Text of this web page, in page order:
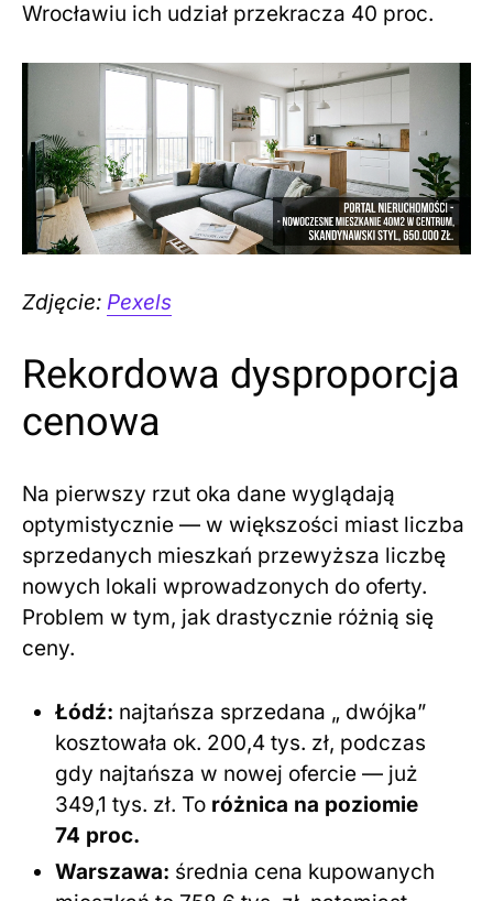
Wrocławiu ich udział przekracza 40 proc.
Zdjęcie: Pexels
Rekordowa dysproporcja
cenowa
Na pierwszy rzut oka dane wyglądają
optymistycznie — w większości miast liczba
sprzedanych mieszkań przewyższa liczbę
nowych lokali wprowadzonych do oferty.
Problem w tym, jak drastycznie różnią się
ceny.
Łódź: najtańsza sprzedana „ dwójka”
kosztowała ok. 200,4 tys. zł, podczas
gdy najtańsza w nowej ofercie — już
349,1 tys. zł. To różnica na poziomie
74 proc.
Warszawa: średnia cena kupowanych